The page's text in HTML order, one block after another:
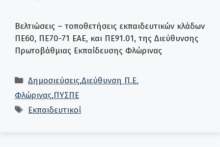
Βελτιώσεις – τοποθετήσεις εκπαιδευτικών κλάδων
ΠΕ60, ΠΕ70-71 ΕΑΕ, και ΠΕ91.01, της Διεύθυνσης
Πρωτοβάθμιας Εκπαίδευσης Φλώρινας
Κατηγορίες
Δημοσιεύσεις,Διεύθυνση Π.Ε.
Φλώρινας,ΠΥΣΠΕ
Ετικέτες
Εκπαιδευτικοί